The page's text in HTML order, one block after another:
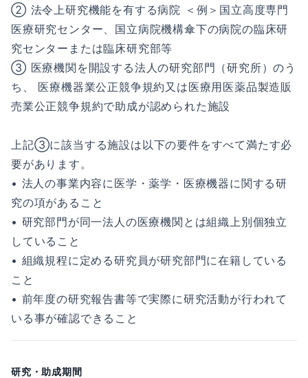
② 法令上研究機能を有する病院 ＜例＞国立高度専門
医療研究センター、国立病院機構傘下の病院の臨床研
究センターまたは臨床研究部等
③ 医療機関を開設する法人の研究部門（研究所）のう
ち、 医療機器業公正競争規約又は医療用医薬品製造販
売業公正競争規約で助成が認められた施設
上記③に該当する施設は以下の要件をすべて満たす必
要があります。
• 法人の事業内容に医学・薬学・医療機器に関する研
究の項があること
• 研究部門が同一法人の医療機関とは組織上別個独立
していること
• 組織規程に定める研究員が研究部門に在籍している
こと
• 前年度の研究報告書等で実際に研究活動が行われて
いる事が確認できること
研究・助成期間